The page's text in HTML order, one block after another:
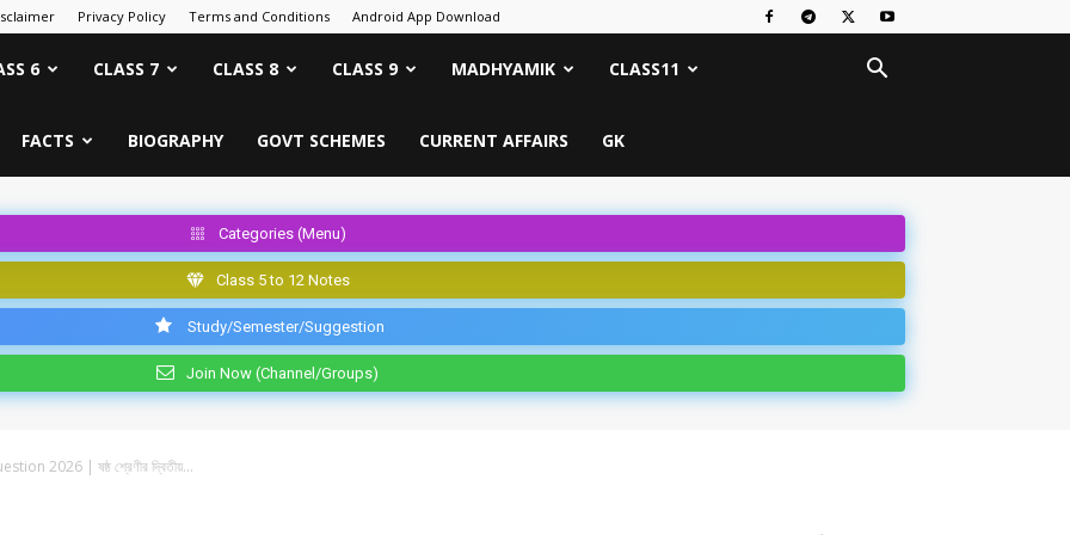
Privacy Policy Terms and Conditions Android App Download
6 CLASS 7 CLASS 8 CLASS 9 MADHYAMIK CLASS11
FACTS BIOGRAPHY GOVT SCHEMES CURRENT AFFAIRS GK
Categories (Menu)
Class 5 to 12 Notes
Study/Semester/Suggestion
Join Now (Channel/Groups)
2026 | ষষ্ঠ শ্রেণীর দ্বিতীয়...